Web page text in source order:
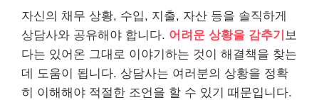
자신의 채무 상황, 수입, 지출, 자산 등을 솔직하게
상담사와 공유해야 합니다. 어려운 상황을 감추기 보
다는 있어온 그대로 이야기하는 것이 해결책을 찾는
데 도움이 됩니다. 상담사는 여러분의 상황을 정확
히 이해해야 적절한 조언을 할 수 있기 때문입니다.